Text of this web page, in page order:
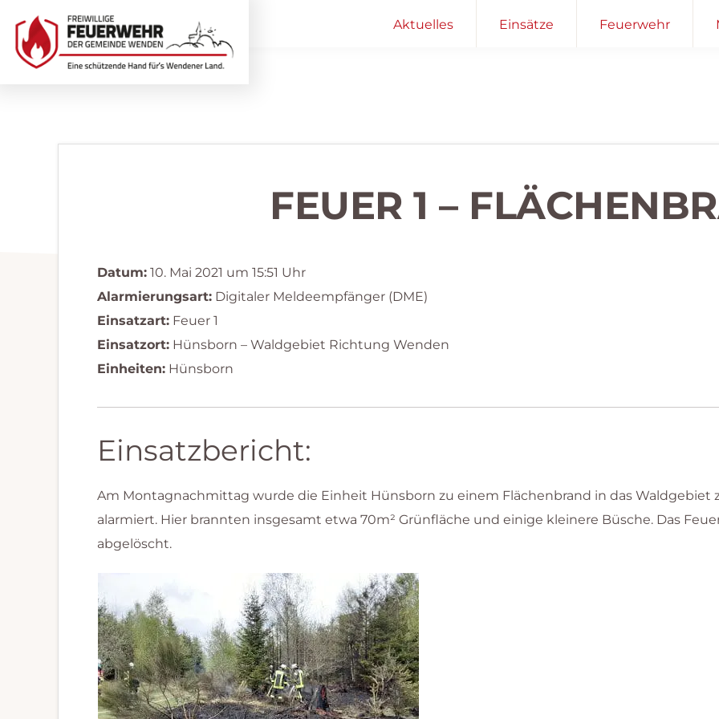
Hauptnavigation
springen
Inhalt
springen
Aktuelles Einsätze Feuerwehr
FEUER 1 –
Datum: 10. Mai 2021 um 15:51 Uhr
Alarmierungsart: Digitaler Meldeempfänger (DME)
Einsatzart: Feuer 1
Einsatzort: Hünsborn – Waldgebiet Richtung Wenden
Einheiten: Hünsborn
Einsatzbericht:
Am Montagnachmittag wurde die Einheit Hünsborn zu einem Flächenbrand in das Waldgebiet
alarmiert. Hier brannten insgesamt etwa 70m² Grünfläche und einige kleinere Büsche. Das
abgelöscht.